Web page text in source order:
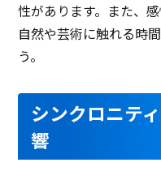
性があります。また、
自然や芸術に触れる時
う。
シンクロニテ
響